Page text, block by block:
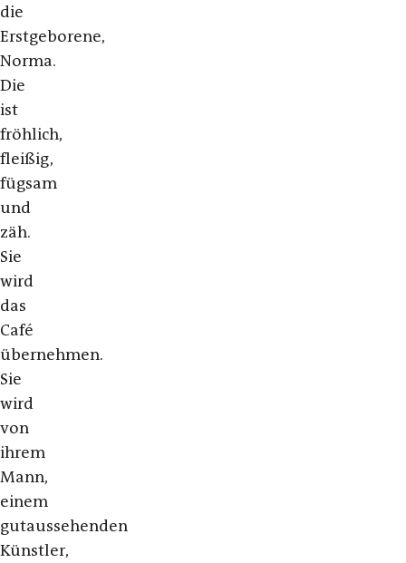
die
Erstgeborene,
Norma.
Die
ist
fröhlich,
fleißig,
fügsam
und
zäh.
Sie
wird
das
Café
übernehmen.
Sie
wird
von
ihrem
Mann,
einem
gutaussehenden
Künstler,